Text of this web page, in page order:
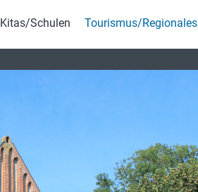
Kitas/Schulen Tourismus/Regionales